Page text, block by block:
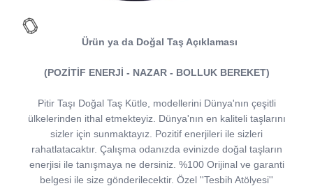
Ürün ya da Doğal Taş Açıklaması
(POZİTİF ENERJİ - NAZAR - BOLLUK BEREKET)
Pitir Taşı Doğal Taş Kütle, modellerini Dünya'nın çeşitli
ülkelerinden ithal etmekteyiz. Dünya'nın en kaliteli taşlarını
sizler için sunmaktayız. Pozitif enerjileri ile sizleri
rahatlatacaktır. Çalışma odanızda evinizde doğal taşların
enerjisi ile tanışmaya ne dersiniz. %100 Orijinal ve garanti
belgesi ile size gönderilecektir. Özel ''Tesbih Atölyesi''